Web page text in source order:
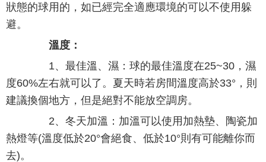
狀態的球用的，如已經完全適應環境的可以不使用躲
避。
溫度：
1、最佳溫、濕：球的最佳溫度在25~30，濕
度60%左右就可以了。夏天時若房間溫度高於33°，則
建議換個地方，但是絕對不能放空調房。
2、冬天加溫：加溫可以使用加熱墊、陶瓷加
熱燈等(溫度低於20°會絕食、低於10°則有可能離你而
去)。